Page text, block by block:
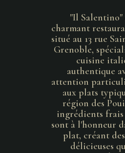
"Il Salentino"
charmant
situé au 13 rue
Grenoble,
cuisine
authentique
attention
aux plats
région des
ingrédients
sont à l'honneur
plat, créant
délicieuses